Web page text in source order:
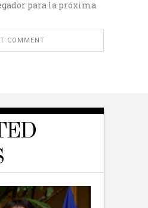
para la próxima